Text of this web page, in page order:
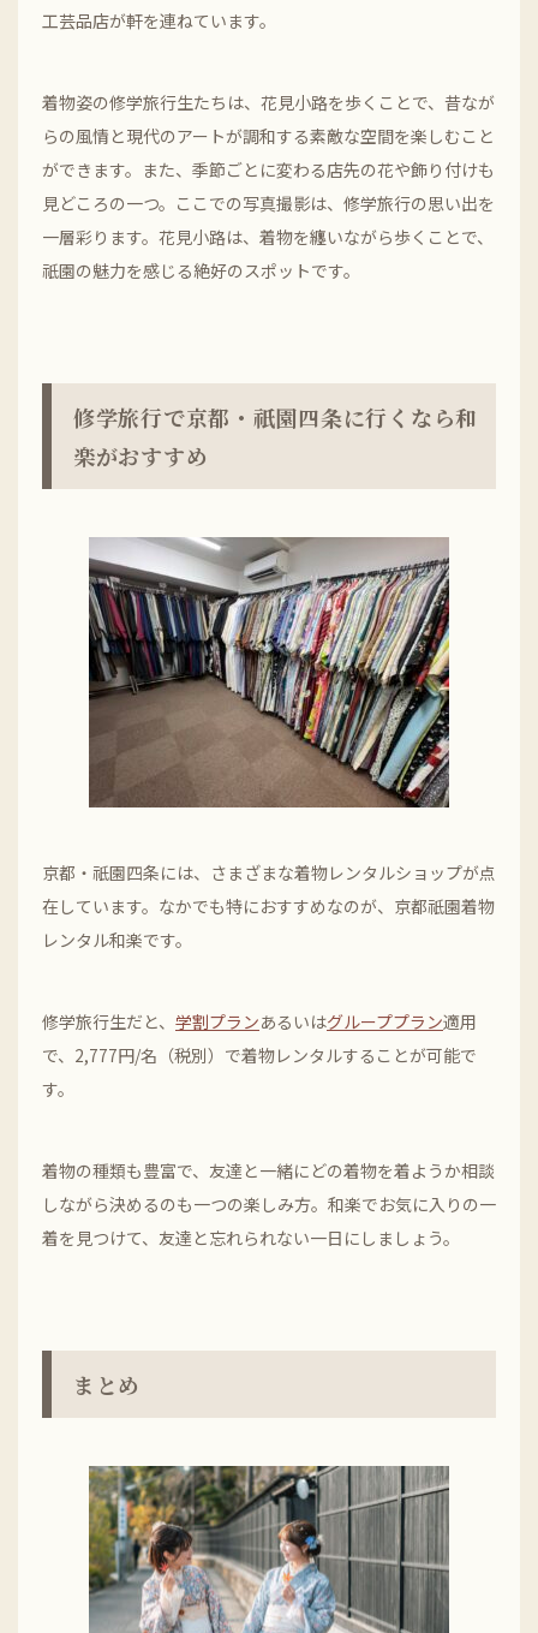
工芸品店が軒を連ねています。
着物姿の修学旅行生たちは、花見小路を歩くことで、昔なが
らの風情と現代のアートが調和する素敵な空間を楽しむこと
ができます。また、季節ごとに変わる店先の花や飾り付けも
見どころの一つ。ここでの写真撮影は、修学旅行の思い出を
一層彩ります。花見小路は、着物を纏いながら歩くことで、
祇園の魅力を感じる絶好のスポットです。
修学旅行で京都・祇園四条に行くなら和
楽がおすすめ
京都・祇園四条には、さまざまな着物レンタルショップが点
在しています。なかでも特におすすめなのが、京都祇園着物
レンタル和楽です。
修学旅行生だと、 学割プランあるいはグループプラン適用
で、2,777円/名（税別）で着物レンタルすることが可能で
す。
着物の種類も豊富で、友達と一緒にどの着物を着ようか相談
しながら決めるのも一つの楽しみ方。和楽でお気に入りの一
着を見つけて、友達と忘れられない一日にしましょう。
まとめ